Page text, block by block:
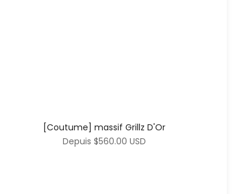
[Coutume] massif Grillz D'Or
Depuis $560.00 USD